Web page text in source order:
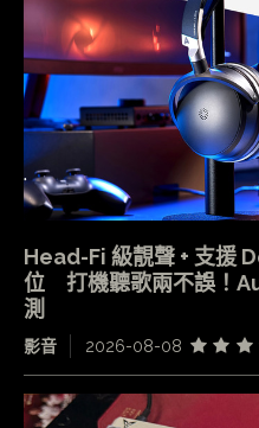
Head-Fi 級靚聲 + 支援
位 打機聽歌兩不誤！
測
影音 2026-08-08